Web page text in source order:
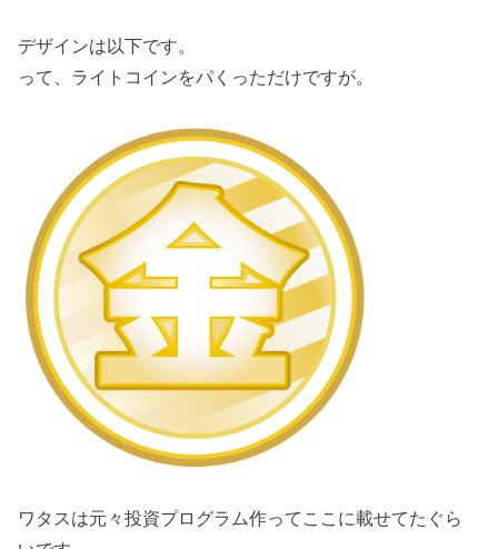
デザインは以下です。
って、ライトコインをパくっただけですが。
ワタスは元々投資プログラム作ってここに載せてたぐら